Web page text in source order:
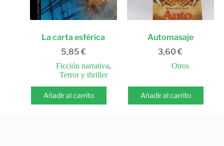
La carta esférica
5,85 €
Ficción narrativa,
Terror y thriller
Añadir al carrito
Automasaje
3,60€
Otros
Añadir al carrito